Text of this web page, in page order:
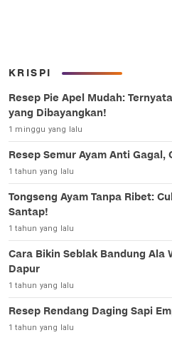
KRISPI
Resep Pie Apel Mudah:
yang Dibayangkan!
1 minggu yang lalu
Resep Semur Ayam Anti Gagal,
1 tahun yang lalu
Tongseng Ayam Tanpa Ribet:
Santap!
1 tahun yang lalu
Cara Bikin Seblak Bandung Ala
Dapur
1 tahun yang lalu
Resep Rendang Daging Sapi
1 tahun yang lalu